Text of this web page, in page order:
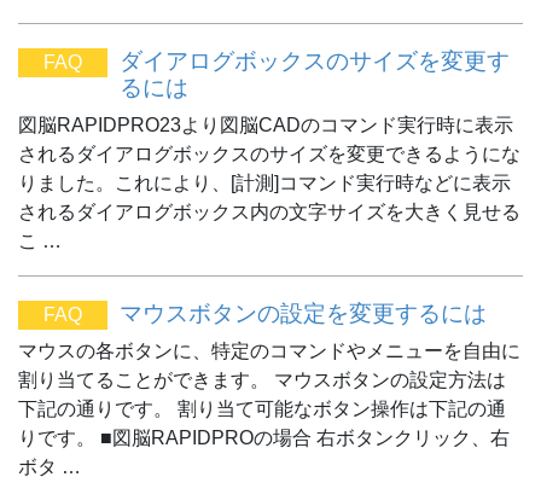
FAQ
ダイアログボックスのサイズを変更す
るには
図脳RAPIDPRO23より図脳CADのコマンド実行時に表示
されるダイアログボックスのサイズを変更できるようにな
りました。これにより、[計測]コマンド実行時などに表示
されるダイアログボックス内の文字サイズを大きく見せる
こ …
FAQ マウスボタンの設定を変更するには
マウスの各ボタンに、特定のコマンドやメニューを自由に
割り当てることができます。 マウスボタンの設定方法は
下記の通りです。 割り当て可能なボタン操作は下記の通
りです。 ■図脳RAPIDPROの場合 右ボタンクリック、右
ボタ …